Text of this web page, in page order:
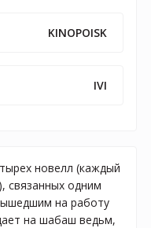
KINOPOISK
IVI
новелл (каждый
связанных одним
на работу
на шабаш ведьм,